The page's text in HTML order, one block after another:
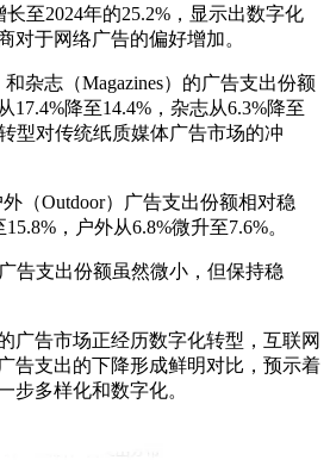
长至2024年的25.2%，显示出数字化
对于网络广告的偏好增加。
杂志（Magazines）的广告支出份额
17.4%降至14.4%，杂志从6.3%降至
型对传统纸质媒体广告市场的冲
Outdoor）广告支出份额相对稳
，户外从6.8%微升至7.6%。
支出份额虽然微小，但保持稳
告市场正经历数字化转型，互联网
告支出的下降形成鲜明对比，预示着
步多样化和数字化。